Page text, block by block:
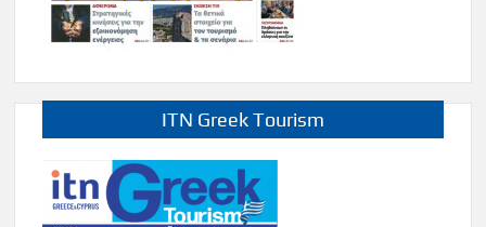
ITN Greek Tourism